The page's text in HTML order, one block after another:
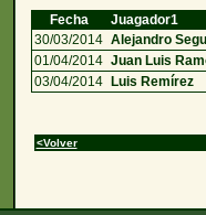
Fecha
Juagador1
30/03/2014 Alejandro
01/04/2014 Juan Luis
03/04/2014
Luis Remírez
<Volver